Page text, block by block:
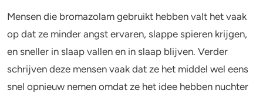
Mensen die bromazolam gebruikt hebben valt het vaak
op dat ze minder angst ervaren, slappe spieren krijgen,
en sneller in slaap vallen en in slaap blijven. Verder
schrijven deze mensen vaak dat ze het middel wel eens
snel opnieuw nemen omdat ze het idee hebben nuchter